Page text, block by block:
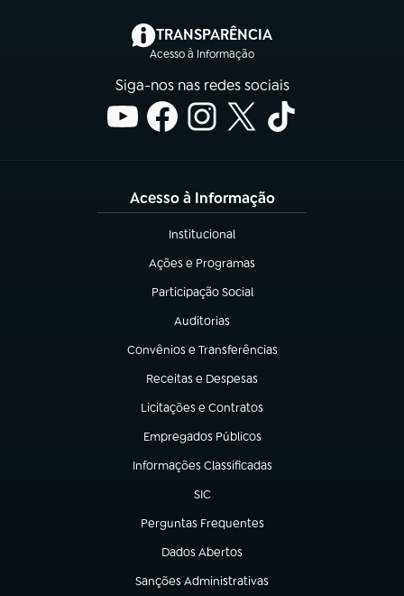
TRANSPARÊNCIA
Acesso à Informação
(abre em nova aba)
Siga-nos nas redes sociais
Acesso à Informação
Institucional
(abre em nova aba)
Ações e Programas
(abre em nova aba)
Participação Social
(abre em nova aba)
Auditorias
(abre em nova aba)
Convênios e Transferências
(abre em nova aba)
Receitas e Despesas
(abre em nova aba)
Licitações e Contratos
(abre em nova aba)
Empregados Públicos
(abre em nova aba)
Informações Classificadas
(abre em nova aba)
SIC
(abre em nova aba)
Perguntas Frequentes
(abre em nova aba)
Dados Abertos
(abre em nova aba)
Sanções Administrativas
(abre em nova aba)